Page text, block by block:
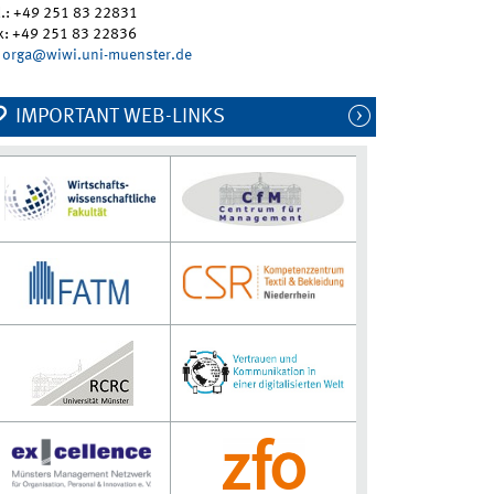
+49 251 83 22831
+49 251 83 22836
orga@wiwi.uni-muenster.de
IMPORTANT WEB-LINKS